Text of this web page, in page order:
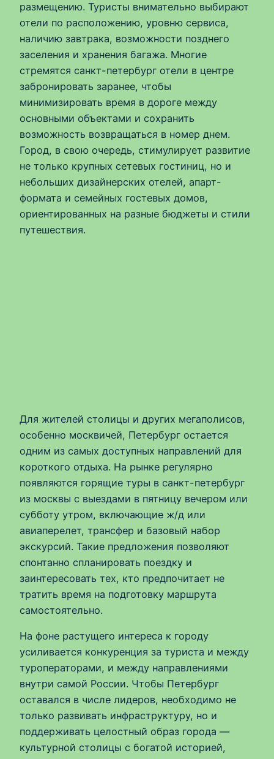
размещению. Туристы внимательно выбирают
отели по расположению, уровню сервиса,
наличию завтрака, возможности позднего
заселения и хранения багажа. Многие
стремятся санкт-петербург отели в центре
забронировать заранее, чтобы
минимизировать время в дороге между
основными объектами и сохранить
возможность возвращаться в номер днем.
Город, в свою очередь, стимулирует развитие
не только крупных сетевых гостиниц, но и
небольших дизайнерских отелей, апарт-
формата и семейных гостевых домов,
ориентированных на разные бюджеты и стили
путешествия.
Для жителей столицы и других мегаполисов,
особенно москвичей, Петербург остается
одним из самых доступных направлений для
короткого отдыха. На рынке регулярно
появляются горящие туры в санкт-петербург
из москвы с выездами в пятницу вечером или
субботу утром, включающие ж/д или
авиаперелет, трансфер и базовый набор
экскурсий. Такие предложения позволяют
спонтанно спланировать поездку и
заинтересовать тех, кто предпочитает не
тратить время на подготовку маршрута
самостоятельно.
На фоне растущего интереса к городу
усиливается конкуренция за туриста и между
туроператорами, и между направлениями
внутри самой России. Чтобы Петербург
оставался в числе лидеров, необходимо не
только развивать инфраструктуру, но и
поддерживать целостный образ города —
культурной столицы с богатой историей,